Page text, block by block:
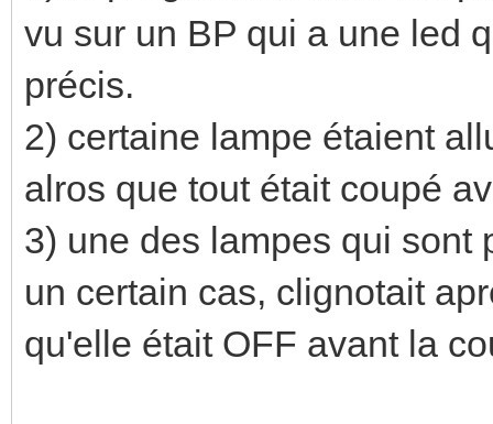
vu sur un BP qui a une led
précis.
2) certaine lampe étaient
alros que tout était coupé
3) une des lampes qui sont
un certain cas, clignotait
qu'elle était OFF avant la